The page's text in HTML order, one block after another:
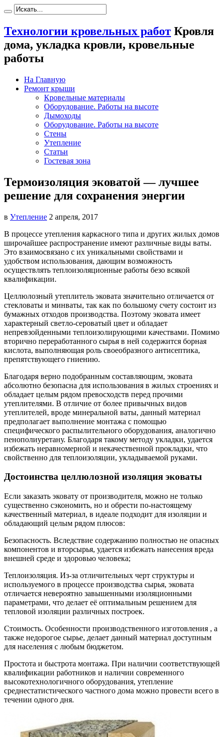
Технологии кровельных работ Кровля
дома, укладка кровли, кровельные
работы
На Главную
Ремонт крыши
Кровельные материалы
Оборудование. Работы на высоте
Дымоходы
Оборудование. Работы на высоте
Стены
Утепление
Статьи
Гостевая зона
Термоизоляция эковатой — лучшее
решение для сохранения энергии
в Утепление 2 апреля, 2017
В процессе утепления каркасного типа и других жилых домов
широчайшее распространение имеют различные виды ваты.
Это взаимосвязано с их уникальными свойствами и
удобством использования, дающим возможность
осуществлять теплоизоляционные работы безо всякой
квалификации.
Целлюлозный утеплитель эковата значительно отличается от
стекловаты и минваты, так как по большому счету состоит из
бумажных отходов производства. Поэтому эковата имеет
характерный светло-сероватый цвет и обладает
непревзойденными теплоизолирующими качествами. Помимо
вторично переработанного сырья в ней содержится борная
кислота, выполняющая роль своеобразного антисептика,
препятствующего гниению.
Благодаря верно подобранным составляющим, эковата
абсолютно безопасна для использования в жилых строениях и
обладает целым рядом превосходств перед прочими
утеплителями. В отличие от более привычных видов
утеплителей, вроде минеральной ваты, данный материал
предполагает выполнение монтажа с помощью
специфического распылительного оборудования, аналогично
пенополиуретану. Благодаря такому методу укладки, удается
избежать неравномерной и некачественной прокладки, что
свойственно для теплоизоляции, укладываемой руками.
Достоинства целлюлозной изоляция эковаты
Если заказать эковату от производителя, можно не только
существенно сэкономить, но и обрести по-настоящему
качественный материал, в идеале подходит для изоляции и
обладающий целым рядом плюсов:
Безопасность. Вследствие содержанию полностью не опасных
компонентов и вторсырья, удается избежать нанесения вреда
внешней среде и здоровью человека;
Теплоизоляция. Из-за отличительных черт структуры и
используемого в процессе производства сырья, эковата
отличается невероятно завышенными изоляционными
параметрами, что делает её оптимальным решением для
тепловой изоляции различных построек.
Стоимость. Особенности производственного изготовления , а
также недорогое сырье, делает данный материал доступным
для населения с любым бюджетом.
Простота и быстрота монтажа. При наличии соответствующей
квалификации работников и наличии современного
высокотехнологичного оборудования, утепление
среднестатистического частного дома можно провести всего в
течении одного дня.